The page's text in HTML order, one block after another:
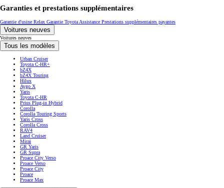
Garanties et prestations supplémentaires
Garantie d'usine Relax Garantie Toyota Assistance Prestations supplémentaires payantes
Voitures neuves
Voitures neuves
Tous les modèles
Urban Cruiser
Toyota C-HR+
bZ4X
bZ4X Touring
Hilux
Aygo X
Yaris
Toyota C-HR
Prius Plug-in Hybrid
Corolla
Corolla Touring Sports
Yaris Cross
Corolla Cross
RAV4
Land Cruiser
Mirai
GR Yaris
GR Supra
Proace City Verso
Proace Verso
Proace City
Proace
Proace Max